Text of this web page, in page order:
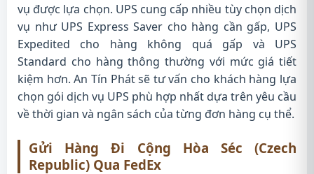
vụ được lựa chọn. UPS cung cấp nhiều tùy chọn dịch
vụ như UPS Express Saver cho hàng cần gấp, UPS
Expedited cho hàng không quá gấp và UPS
Standard cho hàng thông thường với mức giá tiết
kiệm hơn. An Tín Phát sẽ tư vấn cho khách hàng lựa
chọn gói dịch vụ UPS phù hợp nhất dựa trên yêu cầu
về thời gian và ngân sách của từng đơn hàng cụ thể.
Gửi Hàng Đi Cộng Hòa Séc (Czech
Republic) Qua FedEx